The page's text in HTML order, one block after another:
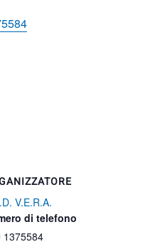
V.E.R.A.
di telefono
1375584